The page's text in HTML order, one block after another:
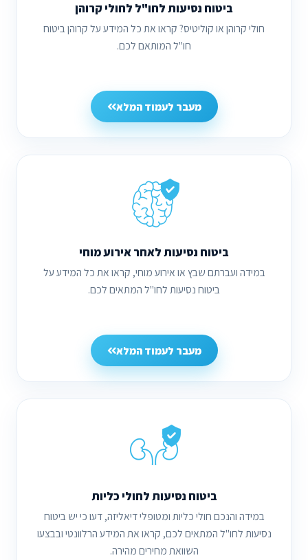
ביטוח נסיעות לחו"ל לחולי קרוהן
חולי קרוהן או קוליטיס? קראו את כל המידע על קרוהן ביטוח
חו"ל המותאם לכם.
מעבר לעמוד המלא
ביטוח נסיעות לאחר אירוע מוחי
במידה ועברתם שבץ או אירוע מוחי, קראו את כל המידע על
ביטוח נסיעות לחו"ל המתאים לכם.
מעבר לעמוד המלא
ביטוח נסיעות לחולי כליות
במידה והנכם חולי כליות ומטופלי דיאליזה, דעו כי יש ביטוח
נסיעות לחו"ל המתאים לכם, קראו את המידע הרלוונטי ובבצעו
השוואת מחירים מהירה.